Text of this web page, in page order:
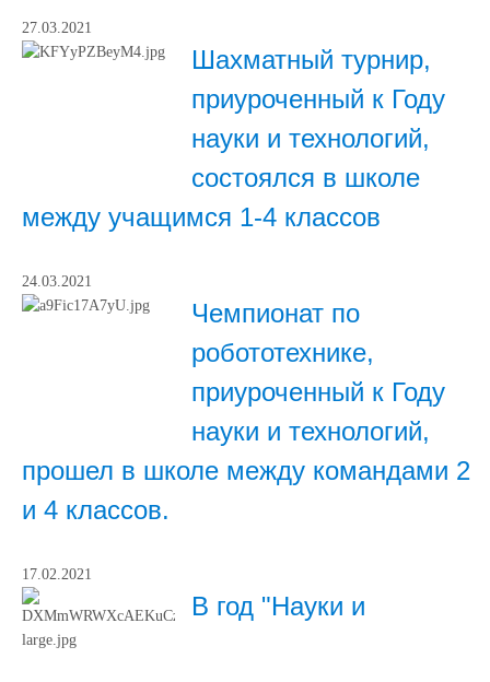
27.03.2021
Шахматный турнир,
приуроченный к Году
науки и технологий,
состоялся в школе
между учащимся 1-4 классов
24.03.2021
Чемпионат по
робототехнике,
приуроченный к Году
науки и технологий,
прошел в школе между командами 2
и 4 классов.
17.02.2021
В год "Науки и